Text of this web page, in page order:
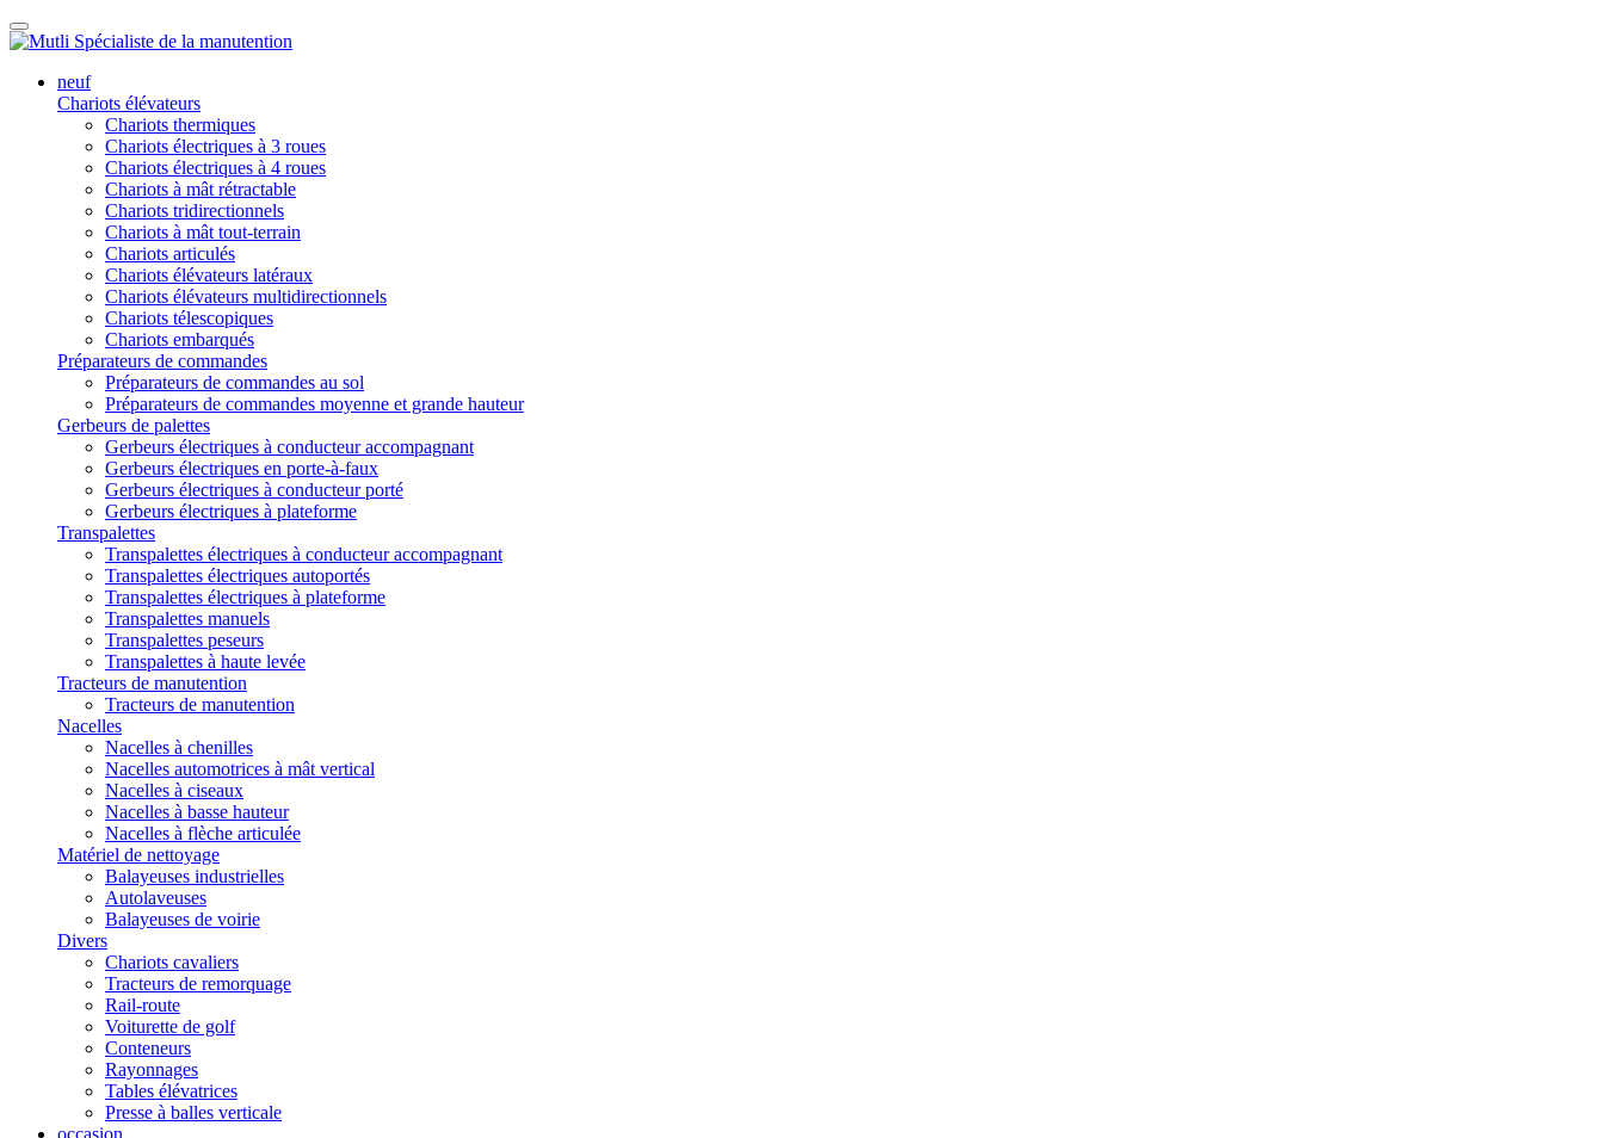
neuf
Chariots élévateurs
Chariots thermiques
Chariots électriques à 3 roues
Chariots électriques à 4 roues
Chariots à mât rétractable
Chariots tridirectionnels
Chariots à mât tout-terrain
Chariots articulés
Chariots élévateurs latéraux
Chariots élévateurs multidirectionnels
Chariots télescopiques
Chariots embarqués
Préparateurs de commandes
Préparateurs de commandes au sol
Préparateurs de commandes moyenne et grande hauteur
Gerbeurs de palettes
Gerbeurs électriques à conducteur accompagnant
Gerbeurs électriques en porte-à-faux
Gerbeurs électriques à conducteur porté
Gerbeurs électriques à plateforme
Transpalettes
Transpalettes électriques à conducteur accompagnant
Transpalettes électriques autoportés
Transpalettes électriques à plateforme
Transpalettes manuels
Transpalettes peseurs
Transpalettes à haute levée
Tracteurs de manutention
Tracteurs de manutention
Nacelles
Nacelles à chenilles
Nacelles automotrices à mât vertical
Nacelles à ciseaux
Nacelles à basse hauteur
Nacelles à flèche articulée
Matériel de nettoyage
Balayeuses industrielles
Autolaveuses
Balayeuses de voirie
Divers
Chariots cavaliers
Tracteurs de remorquage
Rail-route
Voiturette de golf
Conteneurs
Rayonnages
Tables élévatrices
Presse à balles verticale
occasion